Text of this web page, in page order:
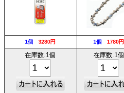
1個 3280円 1個 1780円
在庫数:1個 在庫数:1個